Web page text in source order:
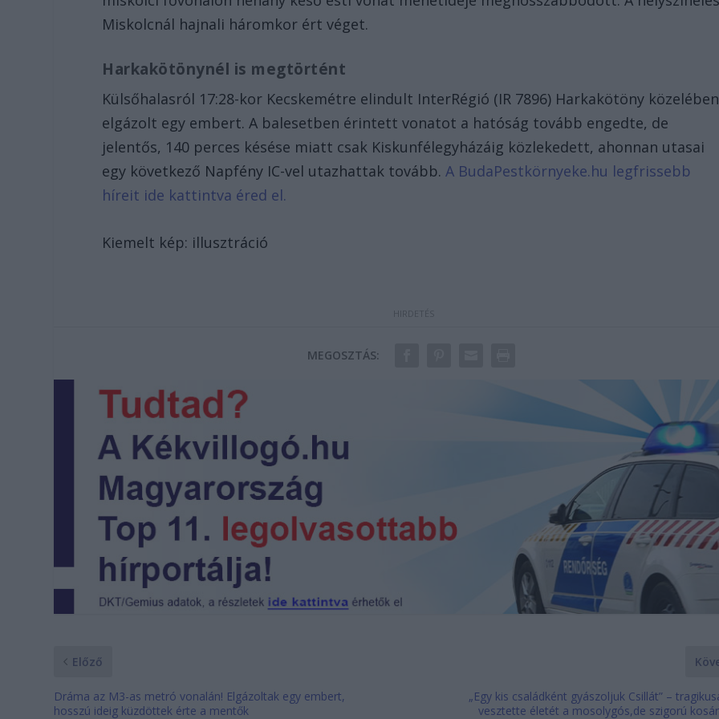
Miskolcnál hajnali háromkor ért véget.
Harkakötönynél is megtörtént
Külsőhalasról 17:28-kor Kecskemétre elindult InterRégió (IR 7896) Harkakötöny közelében
elgázolt egy embert. A balesetben érintett vonatot a hatóság tovább engedte, de
jelentős, 140 perces késése miatt csak Kiskunfélegyházáig közlekedett, ahonnan utasai
egy következő Napfény IC-vel utazhattak tovább.A BudaPestkörnyeke.hu legfrissebb
híreit ide kattintva éred el.
Kiemelt kép: illusztráció
MEGOSZTÁS:
Előző
Dráma az M3-as metró vonalán! Elgázoltak egy embert,
hosszú ideig küzdöttek érte a mentők
„Egy kis családként gyászoljuk Csillát” –
vesztette életét a mosolygós,de szigorú